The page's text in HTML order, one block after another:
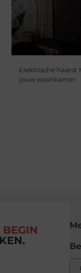
Elektrische haard:
jouw woonkamer
BEGIN